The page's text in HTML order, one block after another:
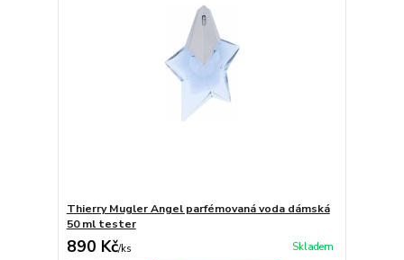
Thierry Mugler Angel parfémovaná voda dámská
50 ml tester
890 Kč/ks Skladem